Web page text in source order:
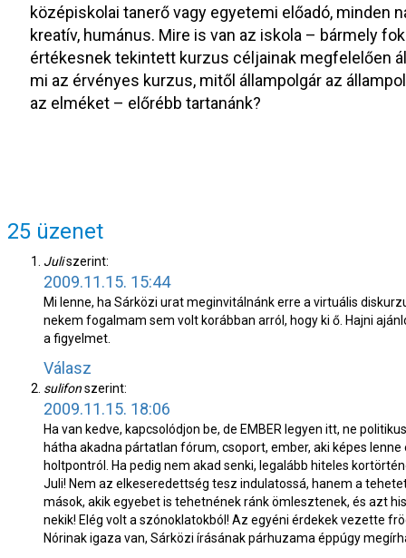
középiskolai tanerő vagy egyetemi előadó, minden
kreatív, humánus. Mire is van az iskola – bármely
értékesnek tekintett kurzus céljainak megfelelően
mi az érvényes kurzus, mitől állampolgár az
az elméket – előrébb tartanánk?
25 üzenet
Juliszerint:
2009.11.15. 15:44
Mi lenne, ha Sárközi urat meginvitálnánk erre a virtuális
nekem fogalmam sem volt korábban arról, hogy ki ő. Hajni
a figyelmet.
Válasz
sulifonszerint:
2009.11.15. 18:06
Ha van kedve, kapcsolódjon be, de EMBER legyen itt, ne
hátha akadna pártatlan fórum, csoport, ember, aki képes
holtpontról. Ha pedig nem akad senki, legalább hiteles
Juli! Nem az elkeseredettség tesz indulatossá, hanem a
mások, akik egyebet is tehetnének ránk ömlesztenek, és azt
nekik! Elég volt a szónoklatokból! Az egyéni érdekek vezette
Nórinak igaza van, Sárközi írásának párhuzama éppúgy